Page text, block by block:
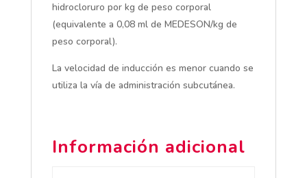
hidrocloruro por kg de peso corporal
(equivalente a 0,08 ml de MEDESON/kg de
peso corporal).
La velocidad de inducción es menor cuando se
utiliza la vía de administración subcutánea.
Información adicional